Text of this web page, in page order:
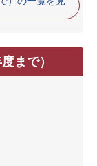
まで）